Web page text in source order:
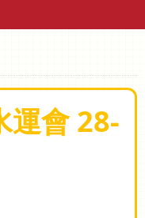
運會 28-